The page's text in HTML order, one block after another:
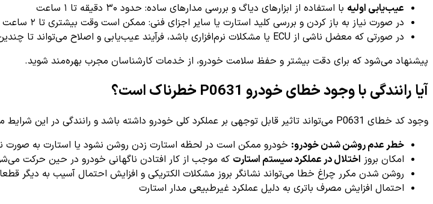
عیب‌یابی اولیه با استفاده از ابزارهای دیاگ و بررسی مدارهای ساده: حدود ۳۰ دقیقه تا ۱ ساعت
در صورت نیاز به باز کردن و بررسی کلید استارت یا سایر اجزای فنی: ممکن است وقت بیشتری تا ۲ ساعت لازم باشد
در صورتی که معضل ناشی از ECU یا مشکلات نرم‌افزاری باشد، فرآیند عیب‌یابی و اصلاح می‌تواند تا چندین ساعت ادامه یابد
پیشنهاد می‌شود که برای دقت بیشتر و حفظ سلامت خودرو، از خدمات کارشناسان مجرب بهره‌مند شوید.
آیا رانندگی با وجود خطای خودرو P0631 خطرناک است؟
وجود کد خطای P0631 می‌تواند تاثیر قابل توجهی بر عملکرد کلی خودرو داشته باشد و رانندگی در این شرایط ممکن است ریسک‌هایی به همراه داشته باشد:
خطر عدم روشن شدن خودرو: خودرو ممکن است در لحظه استارت زدن روشن نشود یا استارت به
امکان بروز اختلال در عملکرد سیستم استارت که موجب از کار افتادن ناگهانی خودرو در حین حرکت
روشن شدن مکرر چراغ خطا می‌تواند نشانگر بروز مشکلات الکتریکی و افزایش احتمال آسیب به دیگر
احتمال افزایش مصرف باتری به دلیل عملکرد غیرطبیعی مدار استارت